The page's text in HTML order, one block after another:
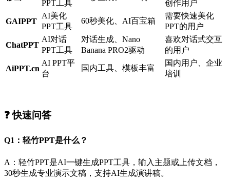
PPT工具 创作用户
GAIPPT
AI美化
PPT工具
60秒美化、AI百宝箱
需要快速美化
PPT的用户
ChatPPT
AI对话
PPT工具
对话生成、Nano
Banana PRO2驱动
喜欢对话式交互
的用户
AiPPT.cn
AI PPT平
台
国内工具、模板丰富
国内用户、企业
培训
❓ 快速问答
Q1：轻竹PPT是什么？
A：轻竹PPT是AI一键生成PPT工具，输入主题或上传文档，
30秒生成专业演示文稿，支持AI生成演讲稿。